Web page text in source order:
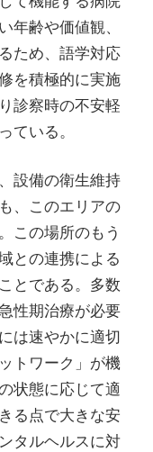
年齢や価値観、
ため、語学対応
を積極的に実施
診察時の不安軽
ている。
設備の衛生維持
、このエリアの
この場所のもう
との連携による
とである。多数
性期治療が必要
は速やかに適切
トワーク」が機
状態に応じて適
る点で大きな安
タルヘルスに対